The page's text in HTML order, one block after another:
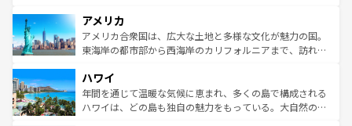
ンツ一覧を参照してほしい。
の建物がそのまま残る町や、スイスならではのユニークな
博物館もあり、アルプス観光だけでなく町歩きも満喫する
ことができる。国民の所得が高いため物価も高いが、旅行
ば市内交通費無料で観光を楽しむこともできる。 なお、新
着のスイス情報はコンテンツ一覧 を参照してほしい。
アメリカ
アメリカ合衆国は、広大な土地と多様な文化が魅力の国。
東海岸の都市部から西海岸のカリフォルニアまで、訪れる
のような巨大都市は、観光、ショッピング、エンターテイ
ンメントが詰まった刺激的なスポットだ。一方、アメリカ
西部には大自然が広がり、グランドキャニオンやイエロー
ハワイ
年間を通じて温暖な気候に恵まれ、多くの島で構成される
ハワイは、どの島も独自の魅力をもっている。大自然の神